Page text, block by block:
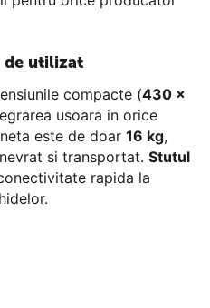
de utilizat
compacte (430 x
usoara in orice
este de doar 16 kg,
si transportat. Stutul
rapida la